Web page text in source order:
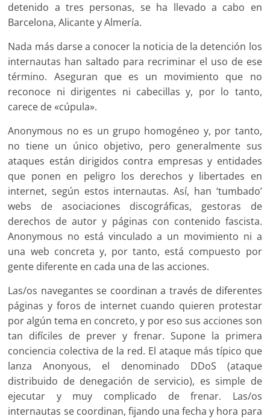
detenido a tres personas, se ha llevado a cabo en
Barcelona, Alicante y Almería.
Nada más darse a conocer la noticia de la detención los
internautas han saltado para recriminar el uso de ese
término. Aseguran que es un movimiento que no
reconoce ni dirigentes ni cabecillas y, por lo tanto,
carece de «cúpula».
Anonymous no es un grupo homogéneo y, por tanto,
no tiene un único objetivo, pero generalmente sus
ataques están dirigidos contra empresas y entidades
que ponen en peligro los derechos y libertades en
internet, según estos internautas. Así, han ‘tumbado’
webs de asociaciones discográficas, gestoras de
derechos de autor y páginas con contenido fascista.
Anonymous no está vinculado a un movimiento ni a
una web concreta y, por tanto, está compuesto por
gente diferente en cada una de las acciones.
Las/os navegantes se coordinan a través de diferentes
páginas y foros de internet cuando quieren protestar
por algún tema en concreto, y por eso sus acciones son
tan difíciles de prever y frenar. Supone la primera
conciencia colectiva de la red. El ataque más típico que
lanza Anonyous, el denominado DDoS (ataque
distribuido de denegación de servicio), es simple de
ejecutar y muy complicado de frenar. Las/os
internautas se coordinan, fijando una fecha y hora para